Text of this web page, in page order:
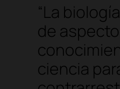
“La
de
ciencia